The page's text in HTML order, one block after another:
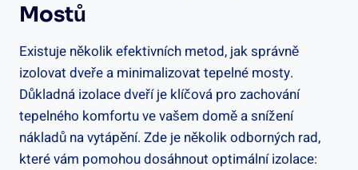
Mostů
Existuje několik efektivních metod, jak správně
izolovat dveře a minimalizovat tepelné mosty.
Důkladná izolace dveří je klíčová pro zachování
tepelného komfortu ve vašem domě a snížení
nákladů na vytápění. Zde je několik odborných rad,
které vám pomohou dosáhnout optimální izolace: